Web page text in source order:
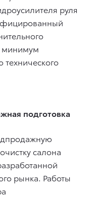
руля
минимум
подготовка
салона
рынка. Работы